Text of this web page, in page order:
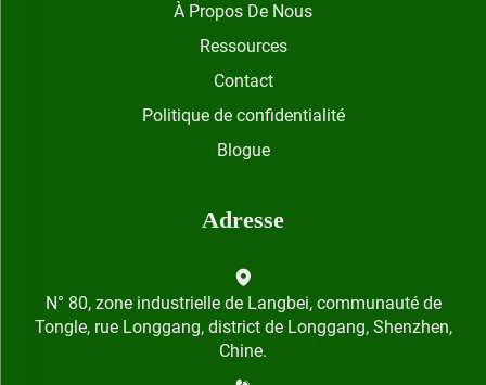
À Propos De Nous
Ressources
Contact
Politique de confidentialité
Blogue
Adresse
N° 80, zone industrielle de Langbei, communauté de
Tongle, rue Longgang, district de Longgang, Shenzhen,
Chine.